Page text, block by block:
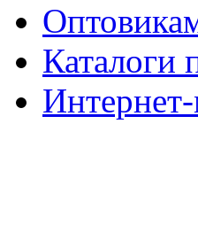
Каталоги